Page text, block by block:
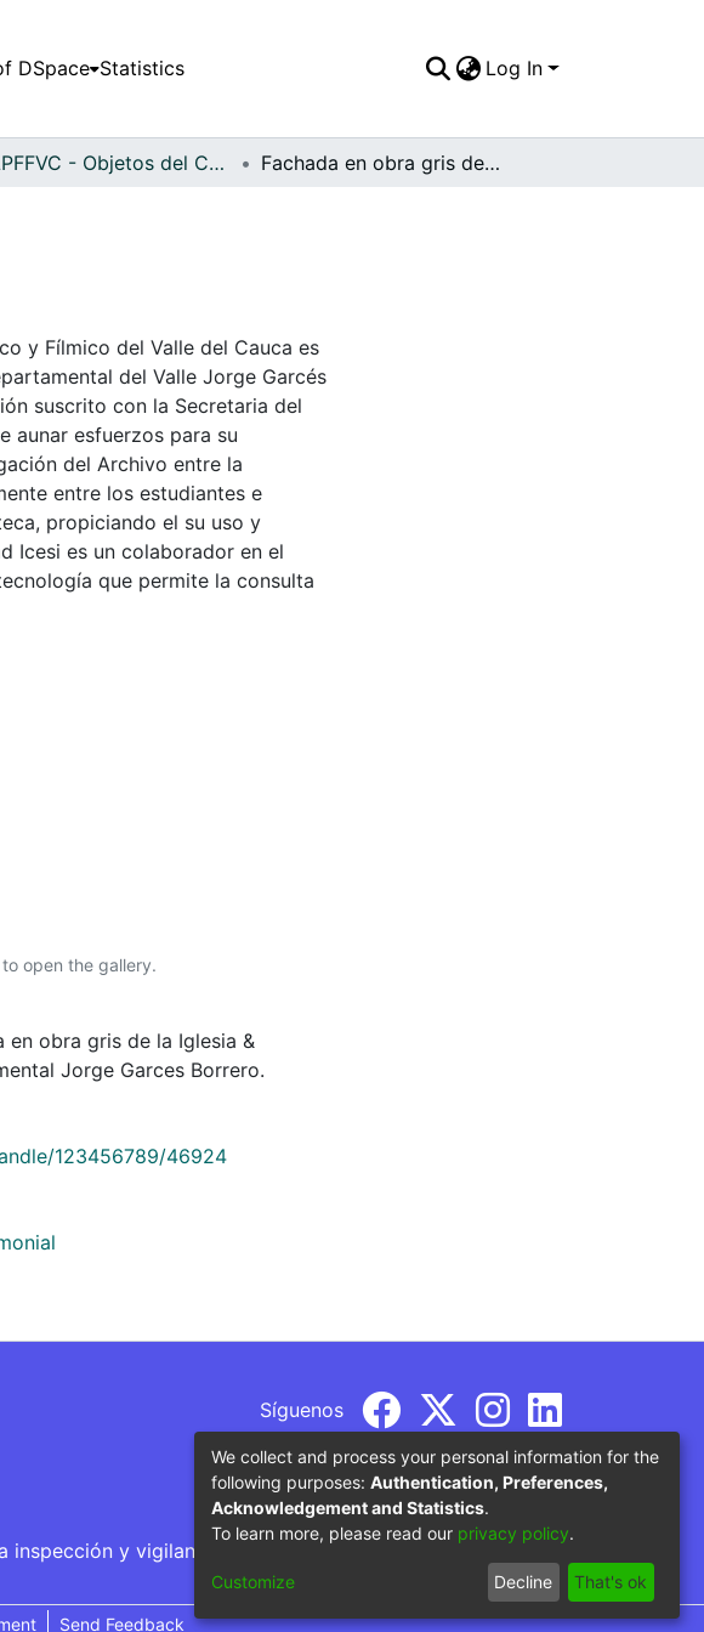
DSpace Statistics Log In
APFFVC - Objetos del Culto - Patrimonial Fachada en obra gris de la Iglesia
y Fílmico del Valle del Cauca es
del Valle Jorge Garcés
suscrito con la Secretaria del
aunar esfuerzos para su
del Archivo entre la
entre los estudiantes e
propiciando el su uso y
Icesi es un colaborador en el
que permite la consulta
open the gallery.
en obra gris de la Iglesia &
Jorge Garces Borrero.
123456789/46924
Síguenos
y vigilancia por parte del Ministerio de Educación
Send Feedback
We collect and process your personal information for the
following purposes: Authentication, Preferences,
Acknowledgement and Statistics.
To learn more, please read our privacy policy.
Customize Decline That's ok